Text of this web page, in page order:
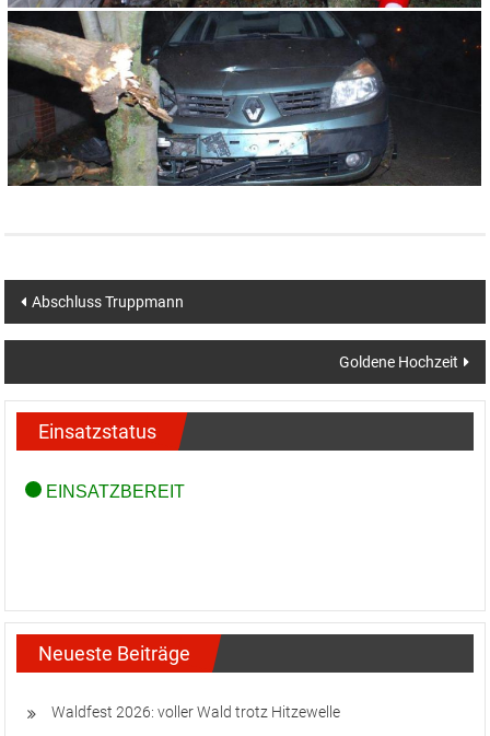
Beitragsnavigation
Abschluss Truppmann
Goldene Hochzeit
Einsatzstatus
Neueste Beiträge
Waldfest 2026: voller Wald trotz Hitzewelle